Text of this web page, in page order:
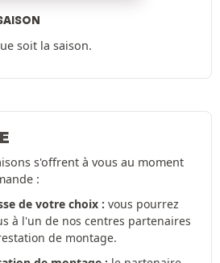
soit la saison.
s'offrent à vous au moment
:
de votre choix : vous pourrez
à l'un de nos centres partenaires
de montage.